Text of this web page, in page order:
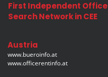
First Independent Office
Search Network in CEE
Austria
www.bueroinfo.at
www.officerentinfo.at